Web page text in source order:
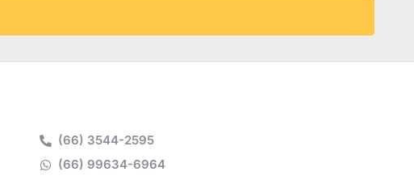
(66) 3544-2595
(66) 99634-6964